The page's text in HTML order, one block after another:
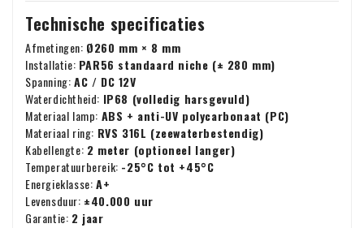
Technische specificaties
Afmetingen: Ø260 mm × 8 mm
Installatie: PAR56 standaard niche (± 280 mm)
Spanning:AC / DC 12V
Waterdichtheid: IP68 (volledig harsgevuld)
Materiaal lamp: ABS + anti-UV polycarbonaat (PC)
Materiaal ring: RVS 316L (zeewaterbestendig)
Kabellengte: 2 meter (optioneel langer)
Temperatuurbereik: -25°C tot +45°C
Energieklasse:A+
Levensduur: ±40.000 uur
Garantie: 2 jaar